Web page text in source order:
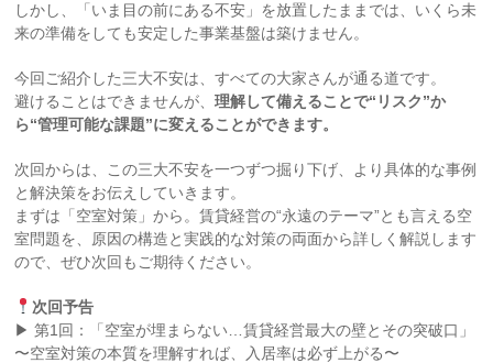
しかし、「いま目の前にある不安」を放置したままでは、いくら未
来の準備をしても安定した事業基盤は築けません。
今回ご紹介した三大不安は、すべての大家さんが通る道です。
避けることはできませんが、理解して備えることで“リスク”か
ら“管理可能な課題”に変えることができます。
次回からは、この三大不安を一つずつ掘り下げ、より具体的な事例
と解決策をお伝えしていきます。
まずは「空室対策」から。賃貸経営の“永遠のテーマ”とも言える空
室問題を、原因の構造と実践的な対策の両面から詳しく解説します
ので、ぜひ次回もご期待ください。
次回予告
▶︎ 第1回：「空室が埋まらない…賃貸経営最大の壁とその突破口」
〜空室対策の本質を理解すれば、入居率は必ず上がる〜